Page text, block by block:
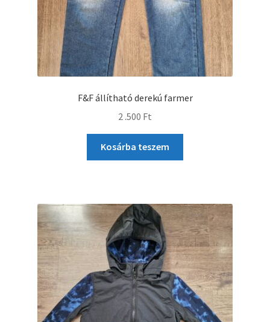
F&F állítható derekú farmer
2 .500 Ft
Kosárba teszem